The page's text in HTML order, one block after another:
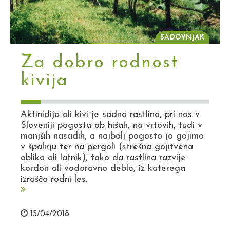
SADOVNJAK
Za dobro rodnost
kivija
Aktinidija ali kivi je sadna rastlina, pri nas v
Sloveniji pogosta ob hišah, na vrtovih, tudi v
manjših nasadih, a najbolj pogosto jo gojimo
v špalirju ter na pergoli (strešna gojitvena
oblika ali latnik), tako da rastlina razvije
kordon ali vodoravno deblo, iz katerega
izrašča rodni les.
15/04/2018